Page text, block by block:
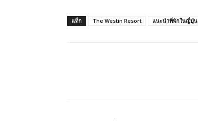
แท็ก The Westin Resort แนะนำที่พักในญี่ปุ่น